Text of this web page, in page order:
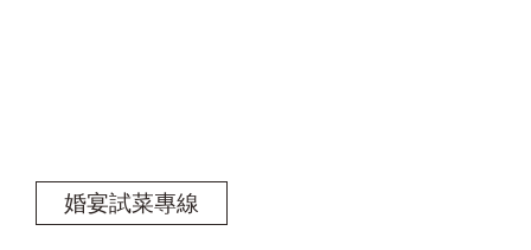
婚宴試菜專線